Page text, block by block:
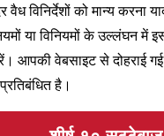
विनिर्देशों को मान्य करना
या विनियमों के उल्लंघन में
आपकी वेबसाइट से दोहराई गई
है।